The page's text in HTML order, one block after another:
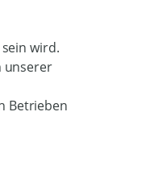
wird.
unserer
Betrieben